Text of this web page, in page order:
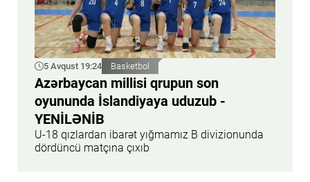
5 Avqust 19:24 Basketbol
Azərbaycan millisi qrupun son
oyununda İslandiyaya uduzub -
YENİLƏNİB
U-18 qızlardan ibarət yığmamız B divizionunda
dördüncü matçına çıxıb